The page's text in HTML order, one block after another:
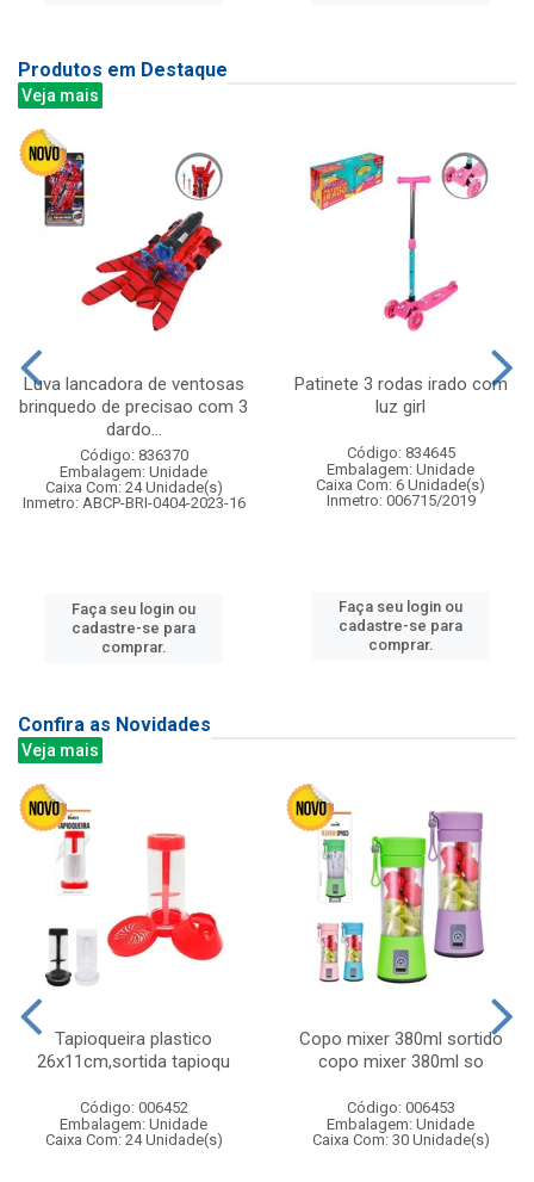
Produtos em Destaque
Veja mais
Luva lancadora de ventosas
brinquedo de precisao com 3
dardo...
Código: 836370
Embalagem: Unidade
Caixa Com: 24 Unidade(s)
Inmetro: ABCP-BRI-0404-2023-16
Faça seu login ou
cadastre-se para
comprar.
Patinete 3 rodas irado com
luz girl
Código: 834645
Embalagem: Unidade
Caixa Com: 6 Unidade(s)
Inmetro: 006715/2019
Faça seu login ou
cadastre-se para
comprar.
Confira as Novidades
Veja mais
Tapioqueira plastico
26x11cm,sortida tapioqu
Código: 006452
Embalagem: Unidade
Caixa Com: 24 Unidade(s)
Copo mixer 380ml sortido
copo mixer 380ml so
Código: 006453
Embalagem: Unidade
Caixa Com: 30 Unidade(s)